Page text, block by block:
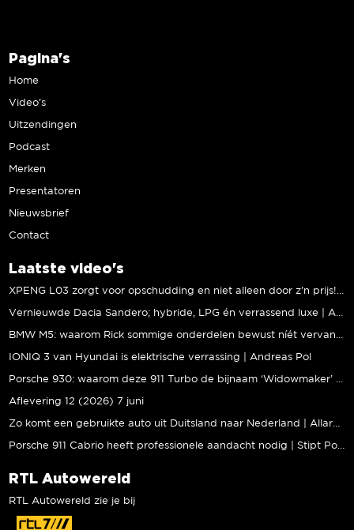
Pagina's
Home
Video’s
Uitzendingen
Podcast
Merken
Presentatoren
Nieuwsbrief
Contact
Laatste video's
IONIQ 3 van Hyundai is elektrische verrassing | Andreas Pol
Aflevering 12 (2026) 7 juni
RTL Autowereld
RTL Autowereld zie je bij